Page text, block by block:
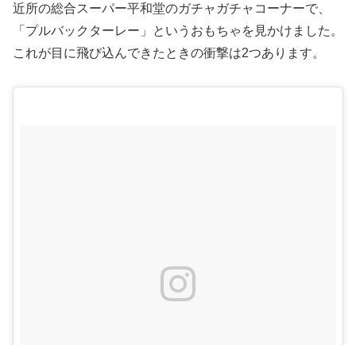
近所の総合スーパー平和堂のガチャガチャコーナーで、
「プルバックターレー」というおもちゃを見かけました。
これが目に飛び込んできたときの衝撃は2つあります。